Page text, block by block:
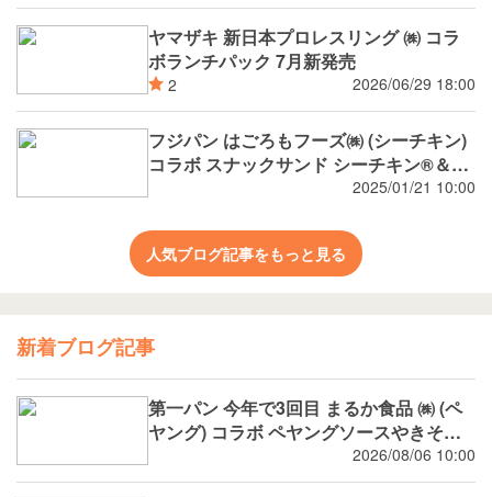
ヤマザキ 新日本プロレスリング ㈱ コラ
ボランチパック 7月新発売
2 2026/06/29 18:00
フジパン はごろもフーズ㈱ (シーチキン)
コラボ スナックサンド シーチキン®️＆タ
2025/01/21 10:00
人気ブログ記事をもっと見る
新着ブログ記事
第一パン 今年で3回目 まるか食品 ㈱ (ペ
ヤング) コラボ ペヤングソースやきそば
2026/08/06 10:00